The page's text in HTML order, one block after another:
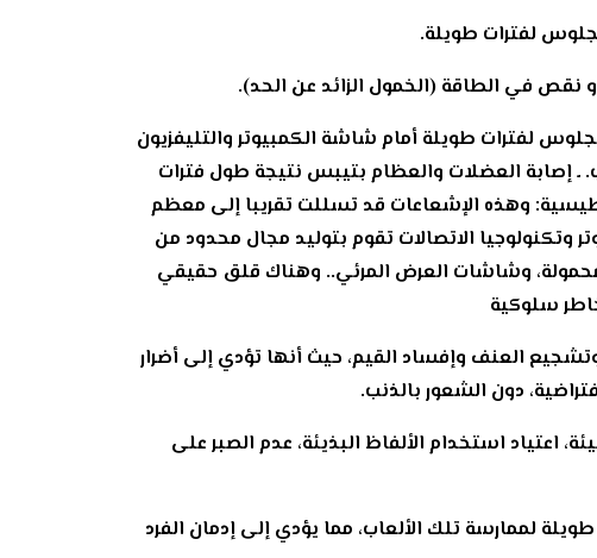
لفترات طويلة أمام شاشة الكمبيوتر والتليفزيون
ـ إصابة العضلات والعظام بتيبس نتيجة طول فترات
الإشعاع والمجالات الكهرومغناطيسية: وهذه الإشعاعات قد تسللت تقريبا إلى معظم
وتكنولوجيا الاتصالات تقوم بتوليد مجال محدود من
وشاشات العرض المرئي.. وهناك قلق حقيقي
سلوكية
وتشجيع العنف وإفساد القيم، حيث أنها تؤدي إلى أضرار
دون الشعور بالذنب.
اعتياد استخدام الألفاظ البذيئة، عدم الصبر على
لممارسة تلك الألعاب، مما يؤدي إلى إدمان الفرد